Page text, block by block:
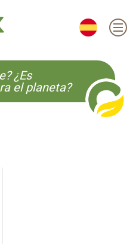
ES KO
¿Es
el planeta?